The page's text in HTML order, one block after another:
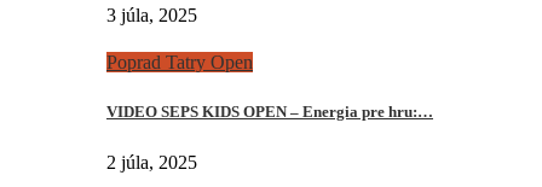
3 júla, 2025
Poprad Tatry Open
VIDEO SEPS KIDS OPEN – Energia pre hru:…
2 júla, 2025